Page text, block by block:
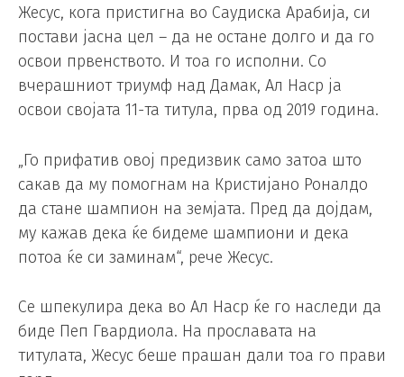
Жесус, кога пристигна во Саудиска Арабија, си
постави јасна цел – да не остане долго и да го
освои првенството. И тоа го исполни. Со
вчерашниот триумф над Дамак, Ал Наср ја
освои својата 11-та титула, прва од 2019 година.
„Го прифатив овој предизвик само затоа што
сакав да му помогнам на Кристијано Роналдо
да стане шампион на земјата. Пред да дојдам,
му кажав дека ќе бидеме шампиони и дека
потоа ќе си заминам“, рече Жесус.
Се шпекулира дека во Ал Наср ќе го наследи да
биде Пеп Гвардиола. На прославата на
титулата, Жесус беше прашан дали тоа го прави